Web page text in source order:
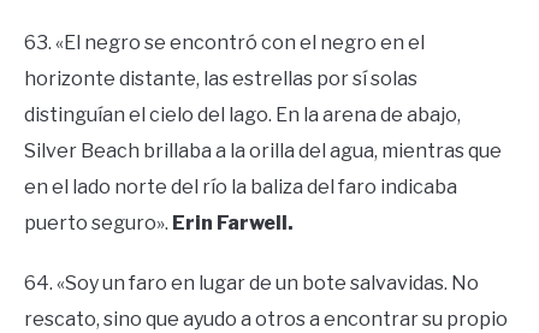
63. «El negro se encontró con el negro en el
horizonte distante, las estrellas por sí solas
distinguían el cielo del lago. En la arena de abajo,
Silver Beach brillaba a la orilla del agua, mientras que
en el lado norte del río la baliza del faro indicaba
puerto seguro». Erin Farwell.
64. «Soy un faro en lugar de un bote salvavidas. No
rescato, sino que ayudo a otros a encontrar su propio